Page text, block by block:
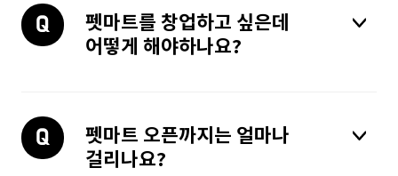
사항
오픈스토리
펫마트를 창업하고 싶은데
어떻게 해야하나요?
펫마트 오픈까지는 얼마나
걸리나요?